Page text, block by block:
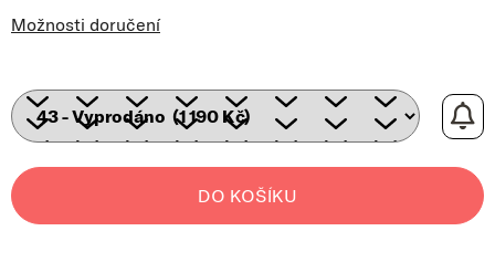
Možnosti doručení
DO KOŠÍKU